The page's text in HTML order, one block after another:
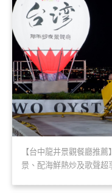
【台中龍井景觀餐廳推
景、配海鮮熱炒及歌聲超